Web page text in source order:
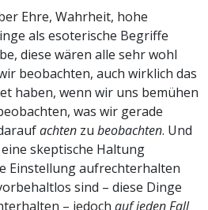
Ehre, Wahrheit, hohe
als esoterische Begriffe
diese wären alle sehr wohl
beobachten, auch wirklich das
haben, wenn wir uns bemühen
was wir gerade
achten zu beobachten. Und
skeptische Haltung
Einstellung aufrechterhalten
sind – diese Dinge
– jedoch auf jeden Fall